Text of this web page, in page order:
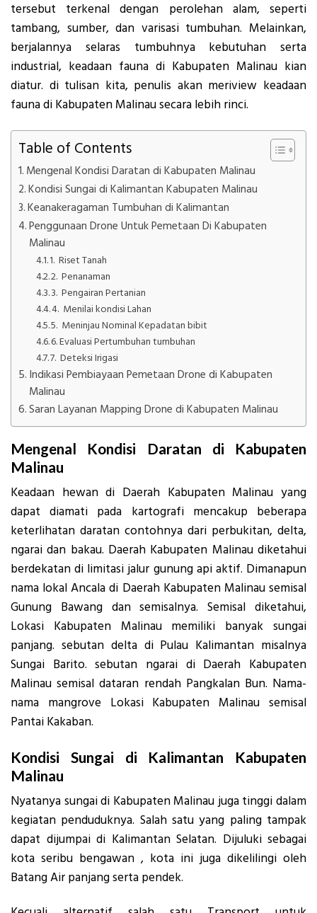
tersebut terkenal dengan perolehan alam, seperti
tambang, sumber, dan varisasi tumbuhan. Melainkan,
berjalannya selaras tumbuhnya kebutuhan serta
industrial, keadaan fauna di Kabupaten Malinau kian
diatur. di tulisan kita, penulis akan meriview keadaan
fauna di Kabupaten Malinau secara lebih rinci.
Table of Contents
Mengenal Kondisi Daratan di Kabupaten Malinau
Kondisi Sungai di Kalimantan Kabupaten Malinau
Keanakeragaman Tumbuhan di Kalimantan
Penggunaan Drone Untuk Pemetaan Di Kabupaten
Malinau
1. Riset Tanah
2. Penanaman
3. Pengairan Pertanian
4. Menilai kondisi Lahan
5. Meninjau Nominal Kepadatan bibit
6. Evaluasi Pertumbuhan tumbuhan
7. Deteksi Irigasi
Indikasi Pembiayaan Pemetaan Drone di Kabupaten
Malinau
Saran Layanan Mapping Drone di Kabupaten Malinau
Mengenal Kondisi Daratan di Kabupaten
Malinau
Keadaan hewan di Daerah Kabupaten Malinau yang
dapat diamati pada kartografi mencakup beberapa
keterlihatan daratan contohnya dari perbukitan, delta,
ngarai dan bakau. Daerah Kabupaten Malinau diketahui
berdekatan di limitasi jalur gunung api aktif. Dimanapun
nama lokal Ancala di Daerah Kabupaten Malinau semisal
Gunung Bawang dan semisalnya. Semisal diketahui,
Lokasi Kabupaten Malinau memiliki banyak sungai
panjang. sebutan delta di Pulau Kalimantan misalnya
Sungai Barito. sebutan ngarai di Daerah Kabupaten
Malinau semisal dataran rendah Pangkalan Bun. Nama-
nama mangrove Lokasi Kabupaten Malinau semisal
Pantai Kakaban.
Kondisi Sungai di Kalimantan Kabupaten
Malinau
Nyatanya sungai di Kabupaten Malinau juga tinggi dalam
kegiatan penduduknya. Salah satu yang paling tampak
dapat dijumpai di Kalimantan Selatan. Dijuluki sebagai
kota seribu bengawan , kota ini juga dikelilingi oleh
Batang Air panjang serta pendek.